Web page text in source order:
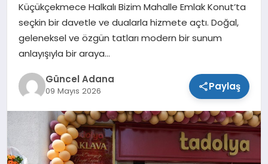
TEKNOLOJI
Küçükçekmece Halkalı Bizim Mahalle Emlak Konut’ta
seçkin bir davetle ve dualarla hizmete açtı. Doğal,
geleneksel ve özgün tatları modern bir sunum
anlayışıyla bir araya…
Güncel Adana
09 Mayıs 2026 Paylaş